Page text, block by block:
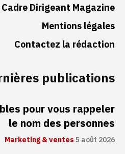
Cadre Dirigeant Magazine
Mentions légales
Contactez la rédaction
publications
pour vous rappeler
le nom des personnes
Marketing & ventes5 août 2026